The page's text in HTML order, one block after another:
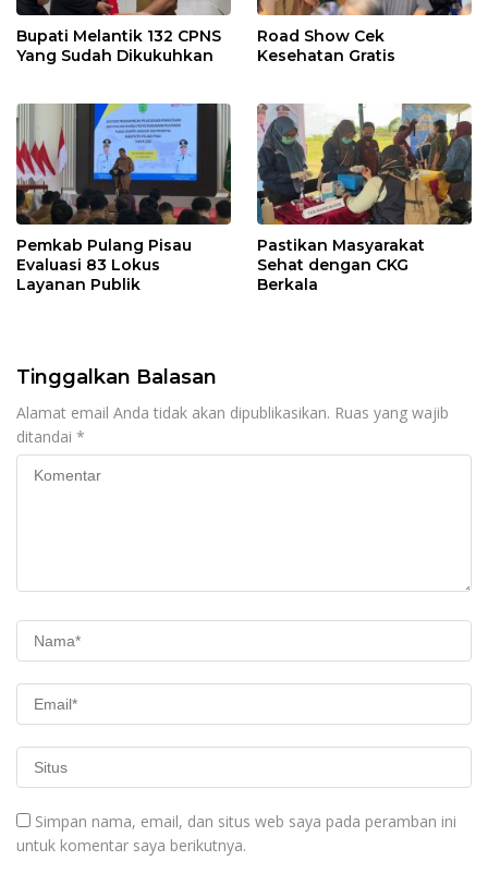
Bupati Melantik 132 CPNS
Yang Sudah Dikukuhkan
Road Show Cek
Kesehatan Gratis
Pemkab Pulang Pisau
Evaluasi 83 Lokus
Layanan Publik
Pastikan Masyarakat
Sehat dengan CKG
Berkala
Tinggalkan Balasan
Alamat email Anda tidak akan dipublikasikan. Ruas yang wajib
ditandai *
Simpan nama, email, dan situs web saya pada peramban ini
untuk komentar saya berikutnya.